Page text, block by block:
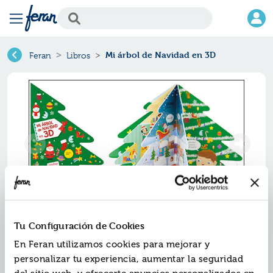
Tu Configuración de Cookies
En Feran utilizamos cookies para mejorar y
personalizar tu experiencia, aumentar la seguridad
Feran Libros Mi árbol de Navidad en 3D
Mi árbol de navidad en 3d
Ref. ZPA-8557559
ISBN:9788428557559